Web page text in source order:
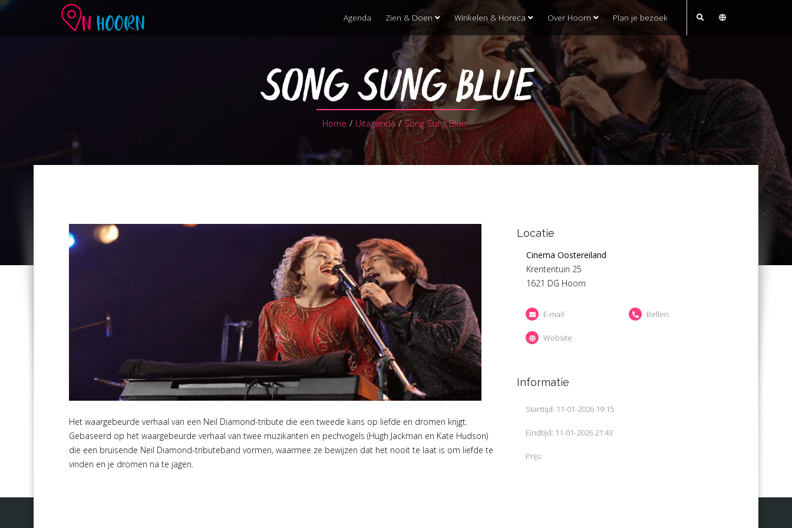
Agenda Zien & Doen Winkelen & Horeca Over Hoorn Plan je bezoek
SONG SUNG BLUE
Home / Uitagenda / Song Sung Blue
Het waargebeurde verhaal van een Neil Diamond-tribute die een tweede kans op liefde en dromen krijgt.
Gebaseerd op het waargebeurde verhaal van twee muzikanten en pechvogels (Hugh Jackman en Kate Hudson)
die een bruisende Neil Diamond-tributeband vormen, waarmee ze bewijzen dat het nooit te laat is om liefde te
vinden en je dromen na te jagen.
Locatie
Cinema Oostereiland
Krententuin 25
1621 DG Hoorn
E-mail Bellen
Website
Informatie
Starttijd: 11-01-2026 19:15
Eindtijd: 11-01-2026 21:43
Prijs: